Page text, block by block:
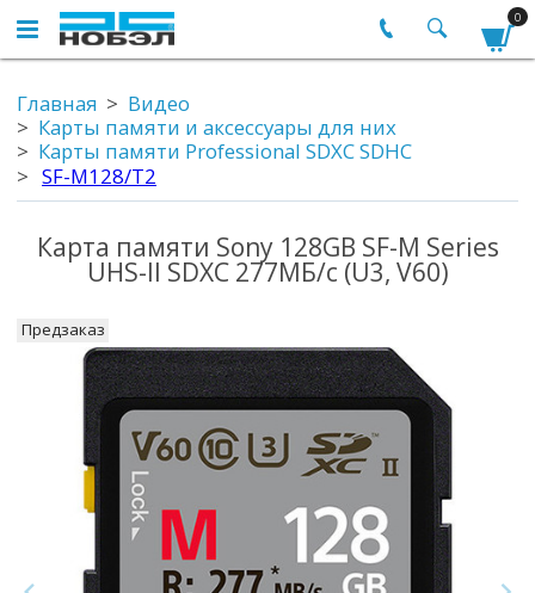
0
Главная
Видео
Карты памяти и аксессуары для них
Карты памяти Professional SDXC SDHC
SF-M128/T2
Карта памяти Sony 128GB SF-M Series
UHS-II SDXC 277МБ/с (U3, V60)
Предзаказ